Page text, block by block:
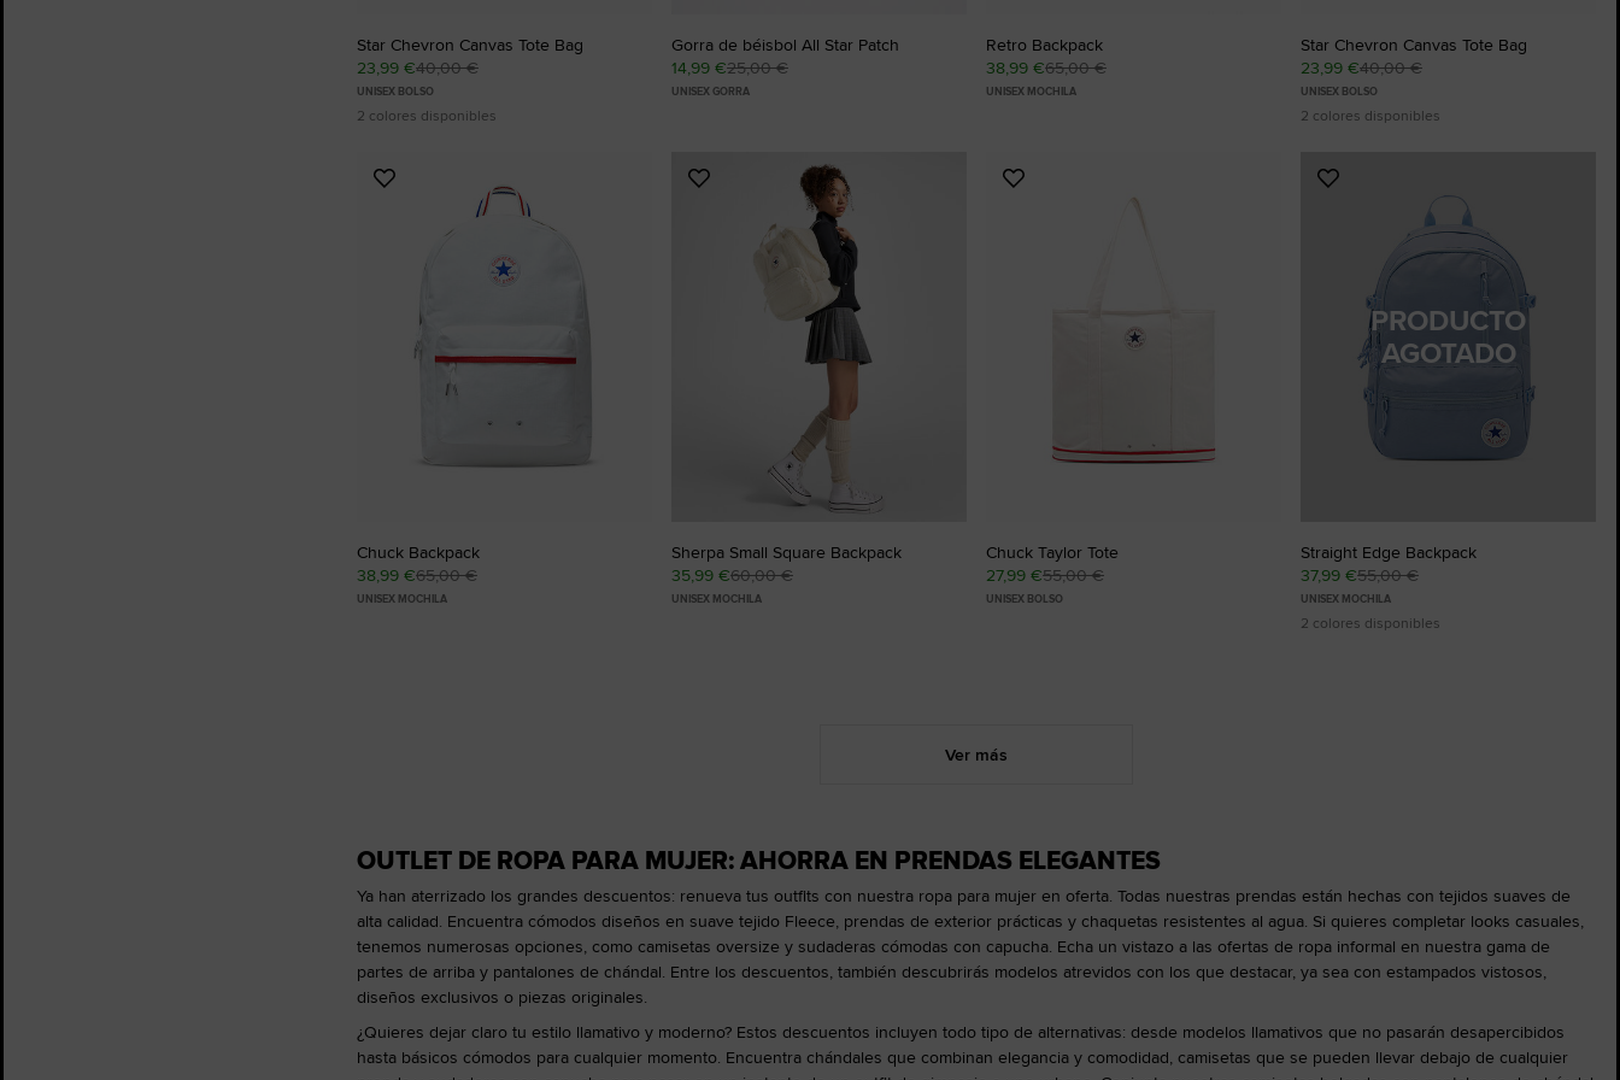
Star Chevron Canvas Tote Bag
23,99 €40,00 €
UNISEX BOLSO
2 colores disponibles
Gorra de béisbol All Star Patch
14,99 €25,00 €
UNISEX GORRA
Retro Backpack
38,99 €65,00 €
UNISEX MOCHILA
Star Chevron Canvas Tote Bag
23,99 €40,00 €
UNISEX BOLSO
2 colores disponibles
Añadir
Favoritos
Chuck Backpack
38,99 €65,00 €
UNISEX MOCHILA
Añadir
Favoritos
Sherpa Small Square Backpack
35,99 €60,00 €
UNISEX MOCHILA
Añadir
Chuck Taylor Tote
27,99 €55,00 €
UNISEX BOLSO
PRODUCTO
AGOTADO
Añadir
Favoritos
Straight Edge Backpack
37,99 €55,00 €
UNISEX MOCHILA
2 colores disponibles
Ver más
OUTLET DE ROPA PARA MUJER: AHORRA EN PRENDAS ELEGANTES
Ya han aterrizado los grandes descuentos: renueva tus outfits con nuestra ropa para mujer en oferta. Todas nuestras prendas están hechas con tejidos suaves de
alta calidad. Encuentra cómodos diseños en suave tejido Fleece, prendas de exterior prácticas y chaquetas resistentes al agua. Si quieres completar looks casuales,
tenemos numerosas opciones, como camisetas oversize y sudaderas cómodas con capucha. Echa un vistazo a las ofertas de ropa informal en nuestra gama de
partes de arriba y pantalones de chándal. Entre los descuentos, también descubrirás modelos atrevidos con los que destacar, ya sea con estampados vistosos,
diseños exclusivos o piezas originales.
¿Quieres dejar claro tu estilo llamativo y moderno? Estos descuentos incluyen todo tipo de alternativas: desde modelos llamativos que no pasarán desapercibidos
hasta básicos cómodos para cualquier momento. Encuentra chándales que combinan elegancia y comodidad, camisetas que se pueden llevar debajo de cualquier